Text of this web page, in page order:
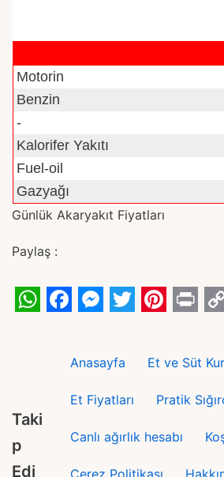
Motorin
Benzin
-
Kalorifer Yakıtı
Fuel-oil
Gazyağı
Günlük Akaryakıt Fiyatları
Paylaş :
Taki
p
Edi
Anasayfa Et ve Süt
Et Fiyatları Pratik
Canlı ağırlık hesabı
Çerez Politikası